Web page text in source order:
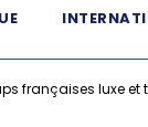
françaises luxe